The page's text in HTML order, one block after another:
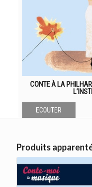
CONTE À LA
ECOUTER
Produits